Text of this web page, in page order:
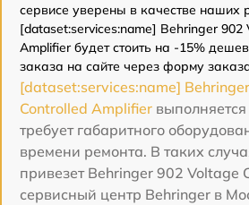
сервисе уверены в качестве наших
[dataset:services:name] Behringer 902
Amplifier будет стоить на -15%
заказа на сайте через форму
[dataset:services:name]
Controlled Amplifier
требует габаритного
времени ремонта. В таких
привезет Behringer 902 Voltage
сервисный центр Behringer в